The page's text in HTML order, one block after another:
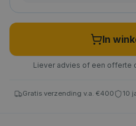
In
Liever advies of een offerte
Gratis verzending v.a. €400 10